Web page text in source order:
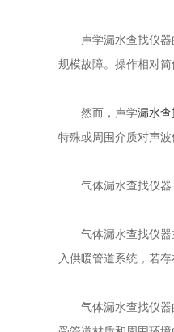
声学漏水查找仪器
规模故障。操作相对
然而，声学漏水查
特殊或周围介质对声
气体漏水查找仪器
气体漏水查找仪器
入供暖管道系统，若
气体漏水查找仪器